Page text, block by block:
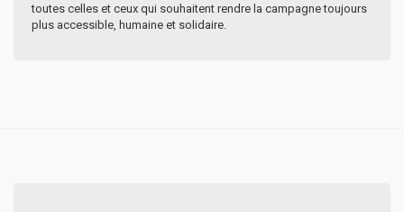
toutes celles et ceux qui souhaitent rendre la campagne toujours
plus accessible, humaine et solidaire.